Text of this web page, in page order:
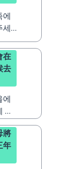
에
세
在
去
에
가
將
年